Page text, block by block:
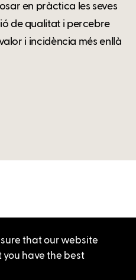
en pràctica les seves
de qualitat i percebre
i incidència més enllà
that our website
have the best